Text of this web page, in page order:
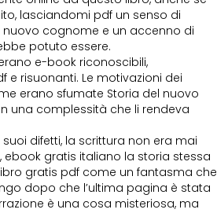
lasciandomi pdf un senso di
nuovo cognome e un accenno di
potuto essere.
e-book riconoscibili,
e risuonanti. Le motivazioni dei
erano sfumate Storia del nuovo
una complessità che li rendeva
difetti, la scrittura non era mai
gratis italiano la storia stessa
gratis pdf come un fantasma che
dopo che l’ultima pagina è stata
è una cosa misteriosa, ma